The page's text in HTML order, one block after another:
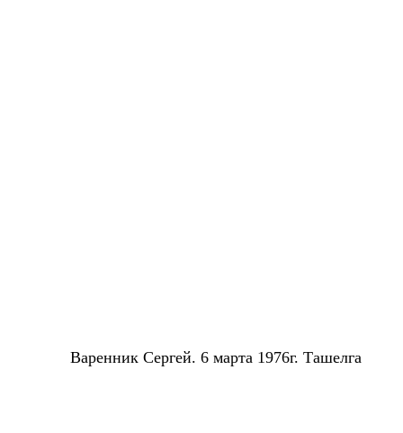
Варенник Сергей. 6 марта 1976г. Ташелга